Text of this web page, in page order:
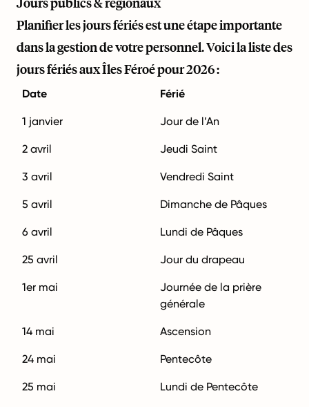
Planifier les jours fériés est une étape importante
dans la gestion de votre personnel. Voici la liste des
jours fériés aux Îles Féroé pour 2026 :
Date Férié
1 janvier Jour de l’An
2 avril Jeudi Saint
3 avril Vendredi Saint
5 avril Dimanche de Pâques
6 avril Lundi de Pâques
25 avril Jour du drapeau
1er mai
Journée de la prière
générale
14 mai Ascension
24 mai Pentecôte
25 mai Lundi de Pentecôte